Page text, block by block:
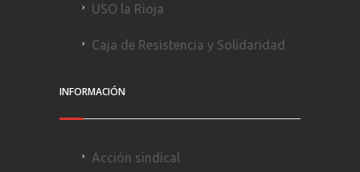
USO la Rioja
Caja de Resistencia y Solidaridad
INFORMACIÓN
Acción sindical